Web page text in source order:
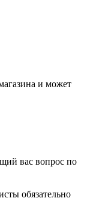
и может
вас вопрос по
обязательно